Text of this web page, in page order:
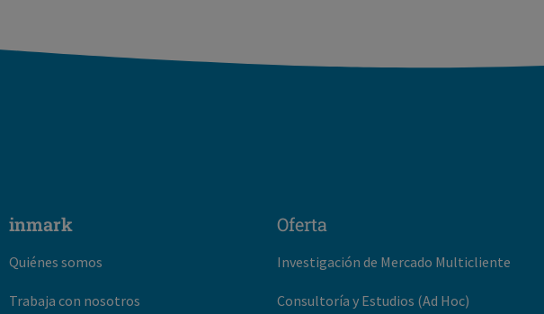
inmark
Quiénes somos
Trabaja con nosotros
Oferta
Investigación de Mercado Multicliente
Consultoría y Estudios (Ad Hoc)